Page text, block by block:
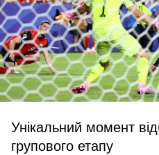
Унікальний момент
групового етапу